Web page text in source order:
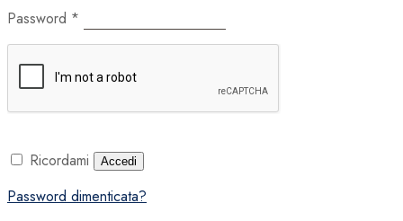
Password *
Ricordami Accedi
Password dimenticata?